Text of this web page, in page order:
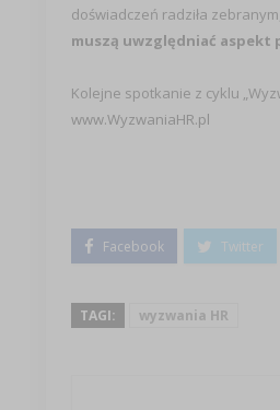
doświadczeń radziła
muszą uwzględniać aspekt
Kolejne spotkanie z cyklu
www.WyzwaniaHR.pl
TAGI: wyzwania HR